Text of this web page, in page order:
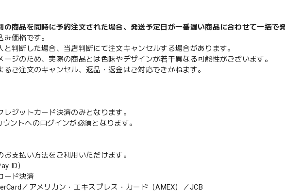
の商品を同時に予約注文された場合、発送予定日が一番遅い商品に合わせて一括で
み価格です。
と判断した場合、当店判断にて注文キャンセルする場合があります。
ージのため、実際の商品とは色味やデザインが若干異なる可能性がございます。
るご注文のキャンセル、返品・返金はご対応できかねます。
レジットカード決済のみとなります。
ウントへのログインが必須となります。
お支払い方法をご利用いただけます。
ID）
ード決済
／アメリカン・エキスプレス・カード（AMEX）／JCB